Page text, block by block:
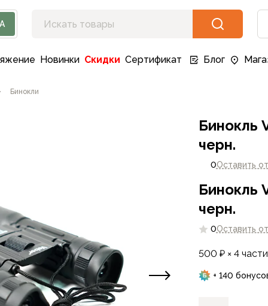
Новинки Скидки Сертификат Блог
Бинокли
500 ₽ × 4 части
+ 140
Бинокль
черн.
0Оставить
Бинокль
черн.
0Оставить